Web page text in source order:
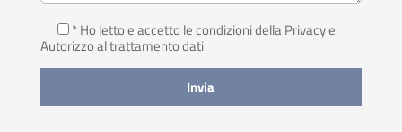
* Ho letto e accetto le condizioni della Privacye
Autorizzo al trattamento dati